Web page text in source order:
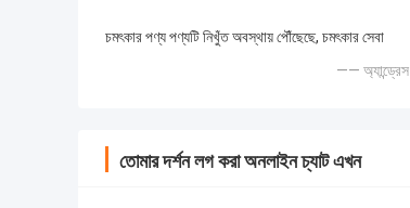
চমৎকার পণ্য পণ্যটি নিখুঁত অবস্থায় পৌঁছেছে, চমৎকার সেবা
—— অ্যান্ড্রেস
তোমার দর্শন লগ করা অনলাইন চ্যাট এখন